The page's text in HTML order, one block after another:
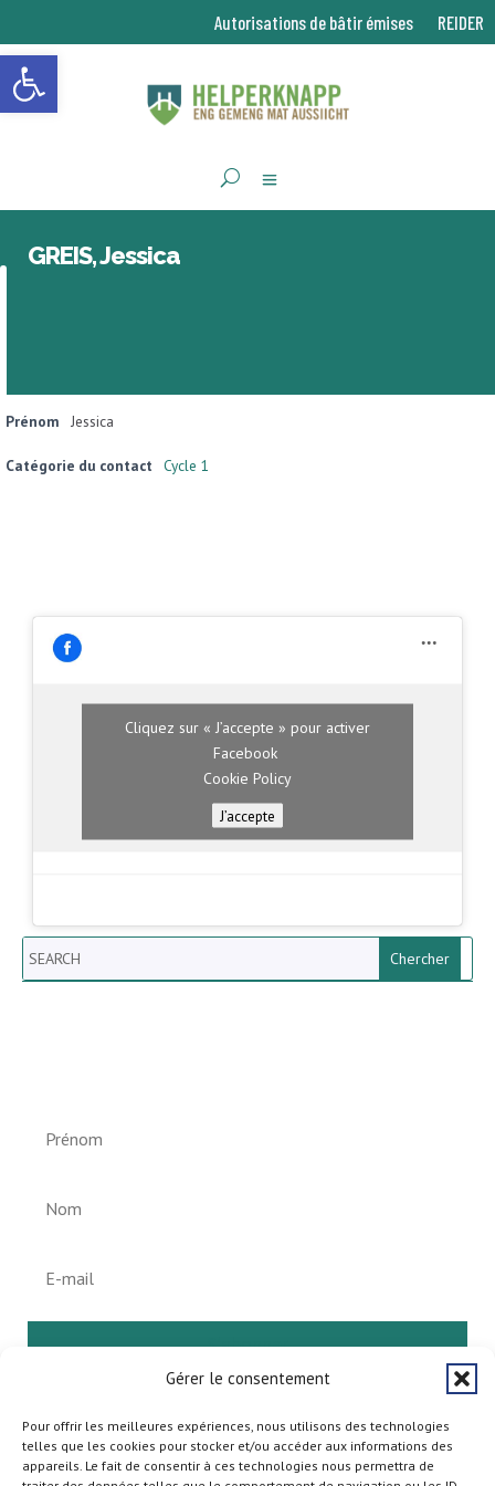
Ouvrir la barre d’outils
Gérer le consentement
Pour offrir les meilleures expériences, nous utilisons des technologies
telles que les cookies pour stocker et/ou accéder aux informations des
appareils. Le fait de consentir à ces technologies nous permettra de
Autorisations de bâtir émises REIDER
GREIS, Jessica
Prénom Jessica
Catégorie du contact Cycle 1
Cliquez sur « J’accepte » pour activer
Facebook
Cookie Policy
J’accepte
Search
S'abonner